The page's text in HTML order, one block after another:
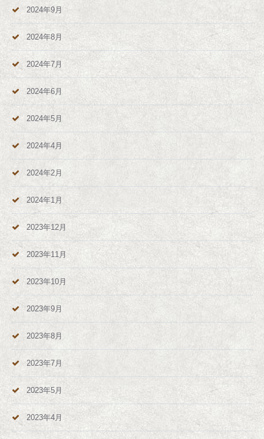
2024年9月
2024年8月
2024年7月
2024年6月
2024年5月
2024年4月
2024年2月
2024年1月
2023年12月
2023年11月
2023年10月
2023年9月
2023年8月
2023年7月
2023年5月
2023年4月